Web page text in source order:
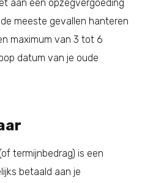
aan een opzegvergoeding
meeste gevallen hanteren
maximum van 3 tot 6
datum van je oude
termijnbedrag) is een
betaald aan je